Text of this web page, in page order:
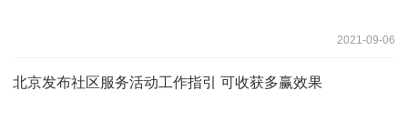
2021-09-06
北京发布社区服务活动工作指引 可收获多赢效果